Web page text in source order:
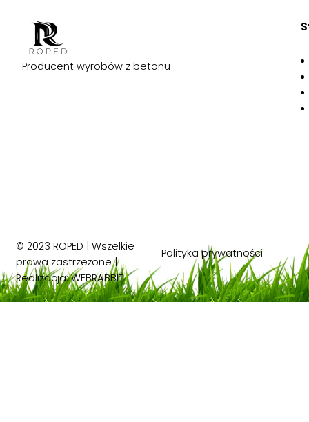
Producent wyrobów z betonu
© 2023 ROPED | Wszelkie
prawa zastrzeżone |
Realizacja:WEBRABBIT
Polityka prywatności